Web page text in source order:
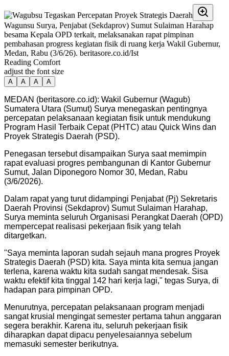
Wagunsu Surya, Penjabat (Sekdaprov) Sumut Sulaiman Harahap
besama Kepala OPD terkait, melaksanakan rapat pimpinan
pembahasan progress kegiatan fisik di ruang kerja Wakil Gubernur,
Medan, Rabu (3/6/26). beritasore.co.id/Ist
Reading Comfort
adjust the font size
A A A A
MEDAN (beritasore.co.id): Wakil Gubernur (Wagub)
Sumatera Utara (Sumut) Surya menegaskan pentingnya
percepatan pelaksanaan kegiatan fisik untuk mendukung
Program Hasil Terbaik Cepat (PHTC) atau Quick Wins dan
Proyek Strategis Daerah (PSD).
Penegasan tersebut disampaikan Surya saat memimpin
rapat evaluasi progres pembangunan di Kantor Gubernur
Sumut, Jalan Diponegoro Nomor 30, Medan, Rabu
(3/6/2026).
Dalam rapat yang turut didampingi Penjabat (Pj) Sekretaris
Daerah Provinsi (Sekdaprov) Sumut Sulaiman Harahap,
Surya meminta seluruh Organisasi Perangkat Daerah (OPD)
mempercepat realisasi pekerjaan fisik yang telah
ditargetkan.
"Saya meminta laporan sudah sejauh mana progres Proyek
Strategis Daerah (PSD) kita. Saya minta kita semua jangan
terlena, karena waktu kita sudah sangat mendesak. Sisa
waktu efektif kita tinggal 142 hari kerja lagi," tegas Surya, di
hadapan para pimpinan OPD.
Menurutnya, percepatan pelaksanaan program menjadi
sangat krusial mengingat semester pertama tahun anggaran
segera berakhir. Karena itu, seluruh pekerjaan fisik
diharapkan dapat dipacu penyelesaiannya sebelum
memasuki semester berikutnya.